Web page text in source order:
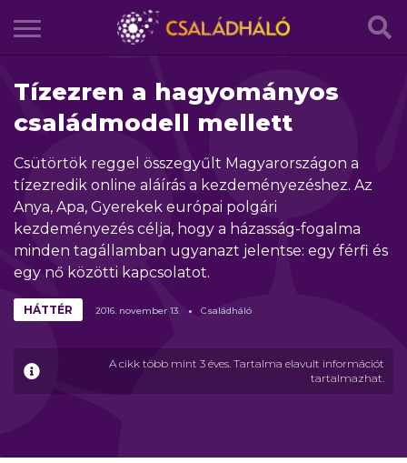
Tízezren a hagyományos
családmodell mellett
Csütörtök reggel összegyűlt Magyarországon a
tízezredik online aláírás a kezdeményezéshez. Az
Anya, Apa, Gyerekek európai polgári
kezdeményezés célja, hogy a házasság-fogalma
minden tagállamban ugyanazt jelentse: egy férfi és
egy nő közötti kapcsolatot.
A cikk több mint 3 éves. Tartalma elavult információt
tartalmazhat.
HÁTTÉR 2016. november 13. Családháló